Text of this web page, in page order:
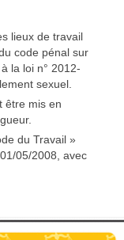
lieux de travail
code pénal sur
la loi n° 2012-
sexuel.
être mis en
du Travail »
05/2008, avec